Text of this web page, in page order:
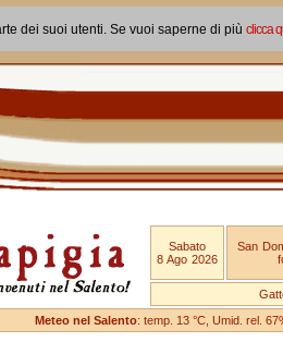
dei suoi utenti. Se vuoi saperne di più clicca
Sabato
8 Ago 2026
San
Meteo nel Salento: temp. 13 °C, Umid. rel.